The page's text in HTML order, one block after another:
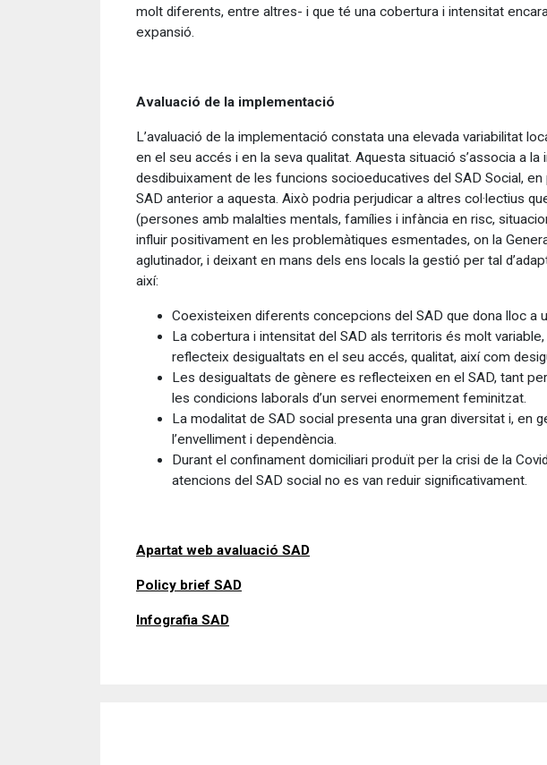
molt diferents, entre altres- i que té una cobertura i intensitat
expansió.
Avaluació de la implementació
L’avaluació de la implementació constata una elevada variabilitat
en el seu accés i en la seva qualitat. Aquesta situació s’associa a
desdibuixament de les funcions socioeducatives del SAD Social,
SAD anterior a aquesta. Això podria perjudicar a altres col·lectius
(persones amb malalties mentals, famílies i infància en risc,
influir positivament en les problemàtiques esmentades, on la
aglutinador, i deixant en mans dels ens locals la gestió per tal
així:
Coexisteixen diferents concepcions del SAD que dona lloc a
La cobertura i intensitat del SAD als territoris és molt
reflecteix desigualtats en el seu accés, qualitat, així com
Les desigualtats de gènere es reflecteixen en el SAD, tant
les condicions laborals d’un servei enormement feminitzat.
La modalitat de SAD social presenta una gran diversitat i, en
l’envelliment i dependència.
Durant el confinament domiciliari produït per la crisi de la
atencions del SAD social no es van reduir significativament.
Apartat web avaluació SAD
Policy brief SAD
Infografia SAD